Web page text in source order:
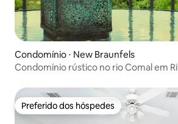
Condomínio ⋅ New Braunfels
Condomínio rústico no rio Comal em
Preferido dos hóspedes
Preferido dos hóspedes